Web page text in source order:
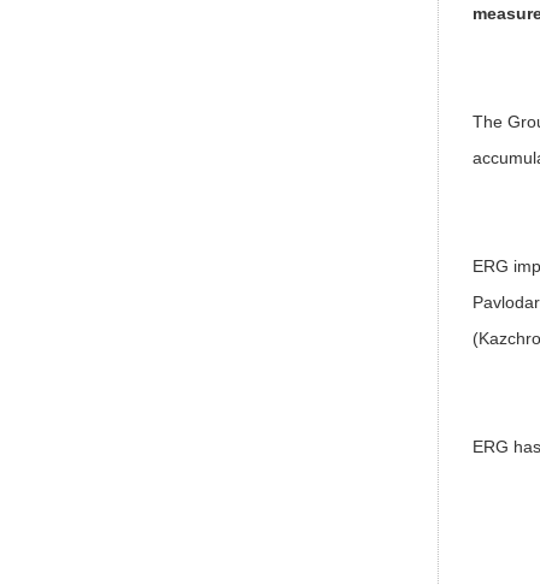
The
ERG
ERG